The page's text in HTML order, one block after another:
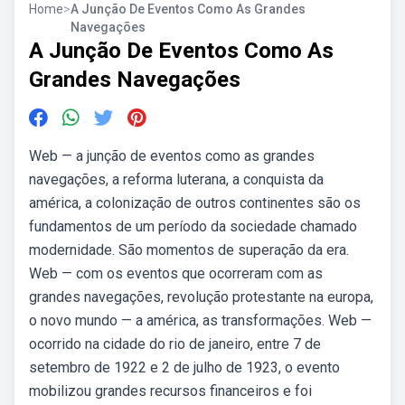
Home>A Junção De Eventos Como As Grandes
Navegações
A Junção De Eventos Como As
Grandes Navegações
Web — a junção de eventos como as grandes
navegações, a reforma luterana, a conquista da
américa, a colonização de outros continentes são os
fundamentos de um período da sociedade chamado
modernidade. São momentos de superação da era.
Web — com os eventos que ocorreram com as
grandes navegações, revolução protestante na europa,
o novo mundo — a américa, as transformações. Web —
ocorrido na cidade do rio de janeiro, entre 7 de
setembro de 1922 e 2 de julho de 1923, o evento
mobilizou grandes recursos financeiros e foi